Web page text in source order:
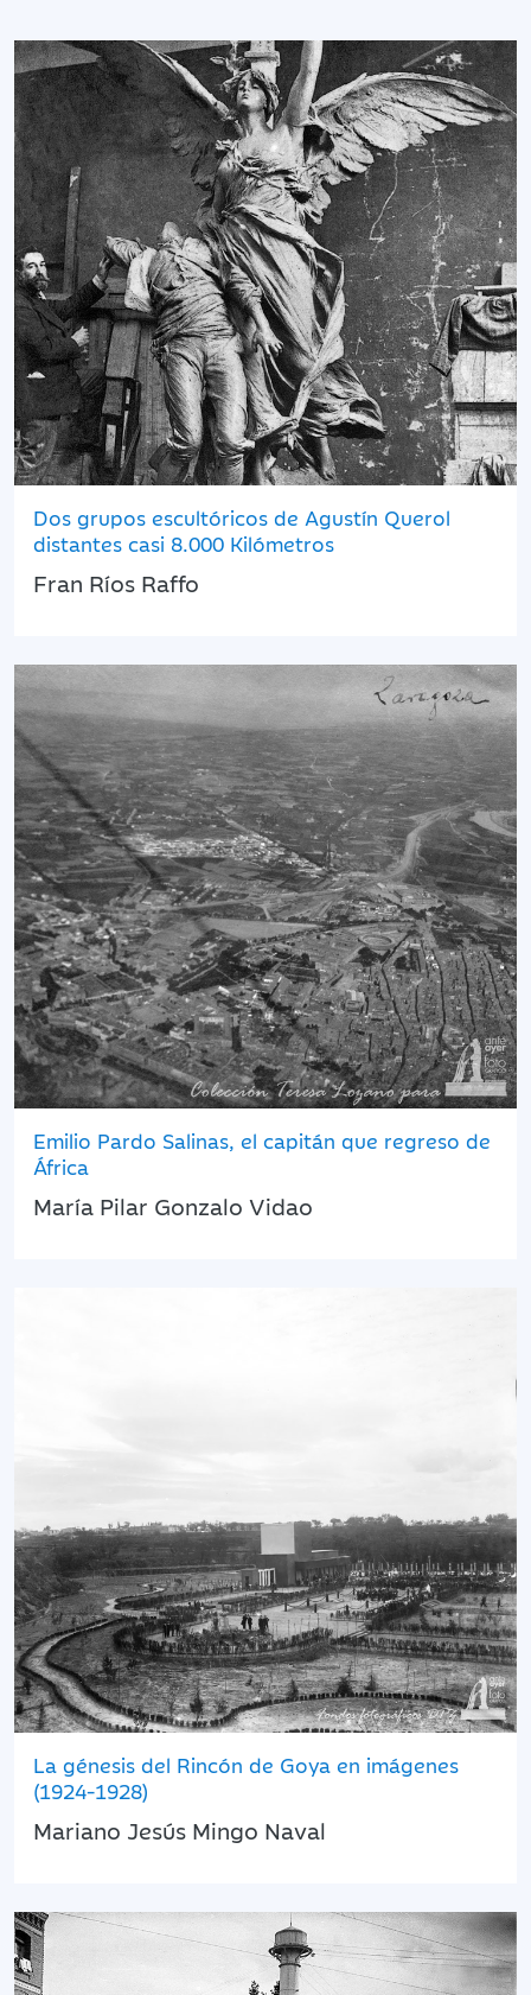
Dos grupos escultóricos de Agustín Querol
distantes casi 8.000 Kilómetros
Fran Ríos Raffo
Emilio Pardo Salinas, el capitán que regreso de
África
María Pilar Gonzalo Vidao
La génesis del Rincón de Goya en imágenes
(1924-1928)
Mariano Jesús Mingo Naval